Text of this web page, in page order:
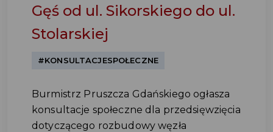
Gęś od ul. Sikorskiego do ul.
Stolarskiej
#KONSULTACJESPOŁECZNE
Burmistrz Pruszcza Gdańskiego ogłasza
konsultacje społeczne dla przedsięwzięcia
dotyczącego rozbudowy węzła